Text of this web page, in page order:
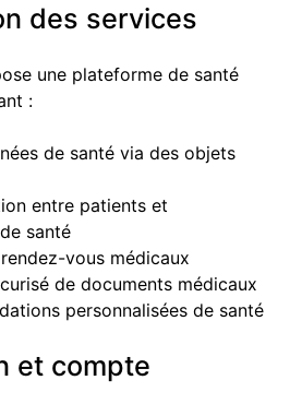
des services
une plateforme de santé
:
de santé via des objets
entre patients et
santé
vous médicaux
de documents médicaux
personnalisées de santé
et compte